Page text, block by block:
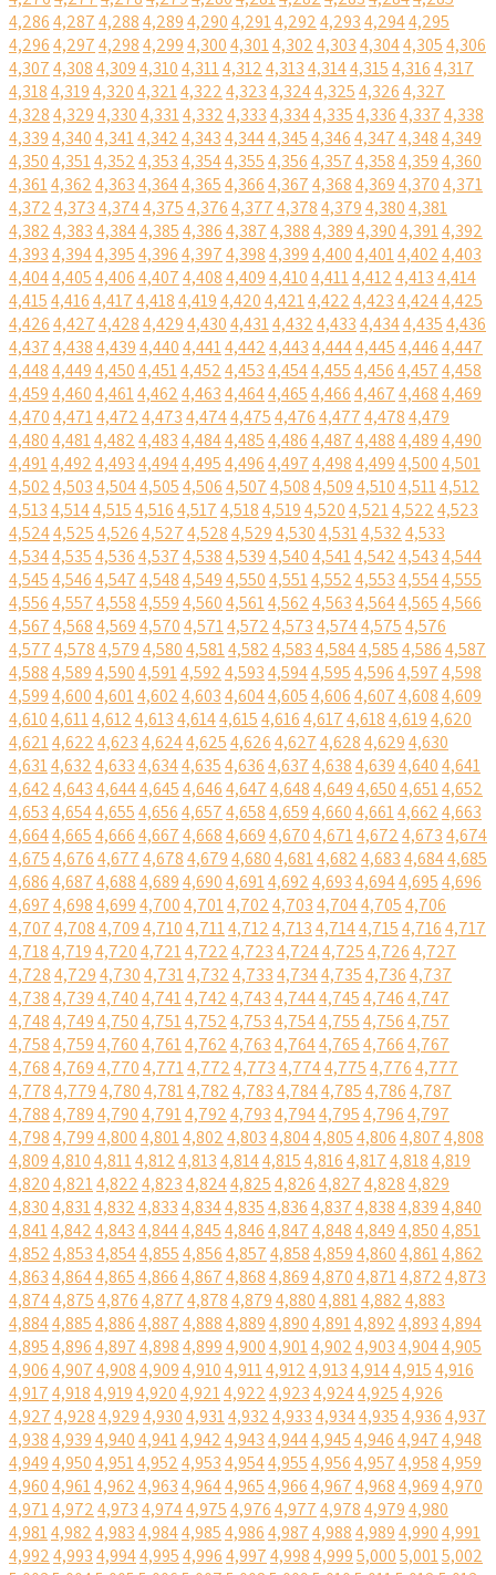
4,2864,2874,2884,2894,2904,2914,2924,2934,2944,295
4,2964,2974,2984,2994,3004,3014,3024,3034,3044,3054,306
4,3074,3084,3094,3104,3114,3124,3134,3144,3154,3164,317
4,3184,3194,3204,3214,3224,3234,3244,3254,3264,327
4,3284,3294,3304,3314,3324,3334,3344,3354,3364,3374,338
4,3394,3404,3414,3424,3434,3444,3454,3464,3474,3484,349
4,3504,3514,3524,3534,3544,3554,3564,3574,3584,3594,360
4,3614,3624,3634,3644,3654,3664,3674,3684,3694,3704,371
4,3724,3734,3744,3754,3764,3774,3784,3794,3804,381
4,3824,3834,3844,3854,3864,3874,3884,3894,3904,3914,392
4,3934,3944,3954,3964,3974,3984,3994,4004,4014,4024,403
4,4044,4054,4064,4074,4084,4094,4104,4114,4124,4134,414
4,4154,4164,4174,4184,4194,4204,4214,4224,4234,4244,425
4,4264,4274,4284,4294,4304,4314,4324,4334,4344,4354,436
4,4374,4384,4394,4404,4414,4424,4434,4444,4454,4464,447
4,4484,4494,4504,4514,4524,4534,4544,4554,4564,4574,458
4,4594,4604,4614,4624,4634,4644,4654,4664,4674,4684,469
4,4704,4714,4724,4734,4744,4754,4764,4774,4784,479
4,4804,4814,4824,4834,4844,4854,4864,4874,4884,4894,490
4,4914,4924,4934,4944,4954,4964,4974,4984,4994,5004,501
4,5024,5034,5044,5054,5064,5074,5084,5094,5104,5114,512
4,5134,5144,5154,5164,5174,5184,5194,5204,5214,5224,523
4,5244,5254,5264,5274,5284,5294,5304,5314,5324,533
4,5344,5354,5364,5374,5384,5394,5404,5414,5424,5434,544
4,5454,5464,5474,5484,5494,5504,5514,5524,5534,5544,555
4,5564,5574,5584,5594,5604,5614,5624,5634,5644,5654,566
4,5674,5684,5694,5704,5714,5724,5734,5744,5754,576
4,5774,5784,5794,5804,5814,5824,5834,5844,5854,5864,587
4,5884,5894,5904,5914,5924,5934,5944,5954,5964,5974,598
4,5994,6004,6014,6024,6034,6044,6054,6064,6074,6084,609
4,6104,6114,6124,6134,6144,6154,6164,6174,6184,6194,620
4,6214,6224,6234,6244,6254,6264,6274,6284,6294,630
4,6314,6324,6334,6344,6354,6364,6374,6384,6394,6404,641
4,6424,6434,6444,6454,6464,6474,6484,6494,6504,6514,652
4,6534,6544,6554,6564,6574,6584,6594,6604,6614,6624,663
4,6644,6654,6664,6674,6684,6694,6704,6714,6724,6734,674
4,6754,6764,6774,6784,6794,6804,6814,6824,6834,6844,685
4,6864,6874,6884,6894,6904,6914,6924,6934,6944,6954,696
4,6974,6984,6994,7004,7014,7024,7034,7044,7054,706
4,7074,7084,7094,7104,7114,7124,7134,7144,7154,7164,717
4,7184,7194,7204,7214,7224,7234,7244,7254,7264,727
4,7284,7294,7304,7314,7324,7334,7344,7354,7364,737
4,7384,7394,7404,7414,7424,7434,7444,7454,7464,747
4,7484,7494,7504,7514,7524,7534,7544,7554,7564,757
4,7584,7594,7604,7614,7624,7634,7644,7654,7664,767
4,7684,7694,7704,7714,7724,7734,7744,7754,7764,777
4,7784,7794,7804,7814,7824,7834,7844,7854,7864,787
4,7884,7894,7904,7914,7924,7934,7944,7954,7964,797
4,7984,7994,8004,8014,8024,8034,8044,8054,8064,8074,808
4,8094,8104,8114,8124,8134,8144,8154,8164,8174,8184,819
4,8204,8214,8224,8234,8244,8254,8264,8274,8284,829
4,8304,8314,8324,8334,8344,8354,8364,8374,8384,8394,840
4,8414,8424,8434,8444,8454,8464,8474,8484,8494,8504,851
4,8524,8534,8544,8554,8564,8574,8584,8594,8604,8614,862
4,8634,8644,8654,8664,8674,8684,8694,8704,8714,8724,873
4,8744,8754,8764,8774,8784,8794,8804,8814,8824,883
4,8844,8854,8864,8874,8884,8894,8904,8914,8924,8934,894
4,8954,8964,8974,8984,8994,9004,9014,9024,9034,9044,905
4,9064,9074,9084,9094,9104,9114,9124,9134,9144,9154,916
4,9174,9184,9194,9204,9214,9224,9234,9244,9254,926
4,9274,9284,9294,9304,9314,9324,9334,9344,9354,9364,937
4,9384,9394,9404,9414,9424,9434,9444,9454,9464,9474,948
4,9494,9504,9514,9524,9534,9544,9554,9564,9574,9584,959
4,9604,9614,9624,9634,9644,9654,9664,9674,9684,9694,970
4,9714,9724,9734,9744,9754,9764,9774,9784,9794,980
4,9814,9824,9834,9844,9854,9864,9874,9884,9894,9904,991
4,9924,9934,9944,9954,9964,9974,9984,9995,0005,0015,002